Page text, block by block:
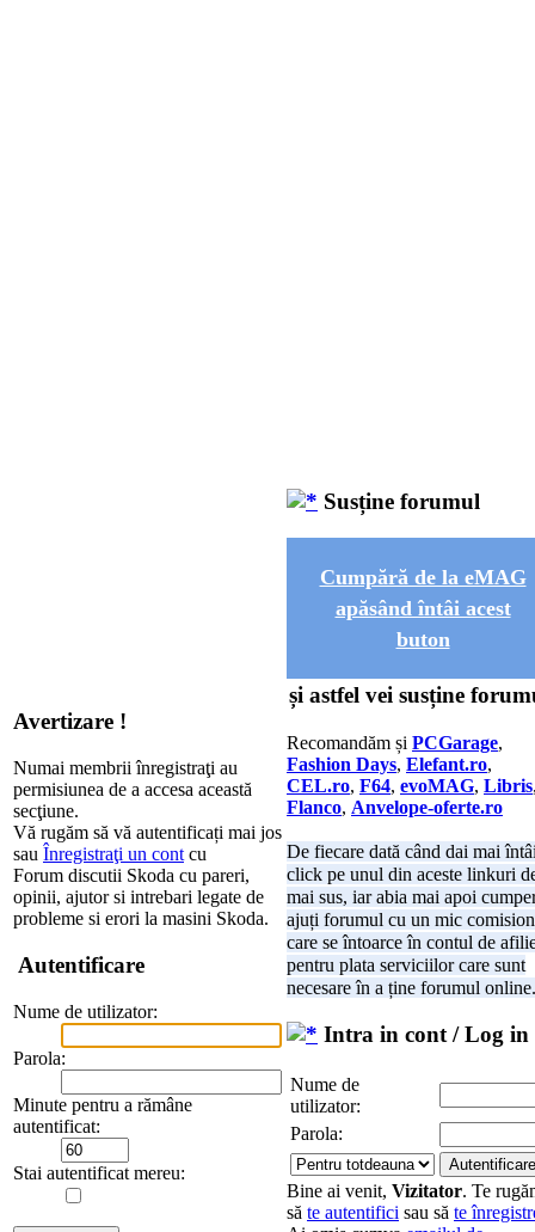
Avertizare !
Numai membrii înregistraţi au
permisiunea de a accesa această
secţiune.
Vă rugăm să vă autentificați mai jos
sau Înregistraţi un cont cu
Forum discutii Skoda cu pareri,
opinii, ajutor si intrebari legate de
probleme si erori la masini Skoda.
Autentificare
Nume de utilizator:
Parola:
Minute pentru a rămâne
autentificat:
Stai autentificat mereu:
Susține forumul
Cumpără de la eMAG
apăsând întâi acest
buton
și astfel vei susține
Recomandăm și PCGarage,
Fashion Days, Elefant.ro,
CEL.ro, F64, evoMAG, Libris
Flanco, Anvelope-oferte.ro
De fiecare dată când dai mai
click pe unul din aceste linkuri
mai sus, iar abia mai apoi
ajuți forumul cu un mic comision
care se întoarce în contul de
pentru plata serviciilor care sunt
necesare în a ține forumul online.
Intra in cont / Log in
Nume de
utilizator:
Parola:
Bine ai venit, Vizitator. Te
să te autentifici sau să te